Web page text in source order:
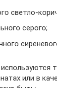
светло-
серого;
или в